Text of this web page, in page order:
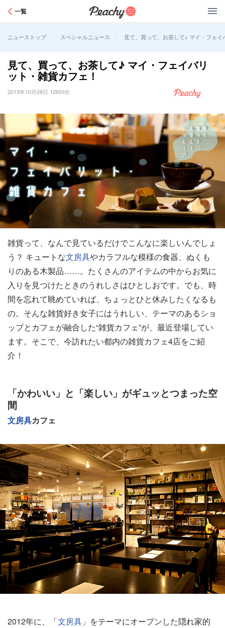
一覧
ニューストップ > スペシャルニュース > 見て、買って、お茶して♪ マイ・フェ
見て、買って、お茶して♪ マイ・フェイバリ
ット・雑貨カフェ！
2013年10月28日 12時0分
雑貨って、なんで見ているだけでこんなに楽しいんでしょ
う？ キュートな文房具やカラフルな模様の食器、ぬくも
りのある木製品……。たくさんのアイテムの中からお気に
入りを見つけたときのうれしさはひとしおです。でも、時
間を忘れて眺めていれば、ちょっとひと休みしたくなるも
の。そんな雑貨好き女子にはうれしい、テーマのあるショ
ップとカフェが融合した“雑貨カフェ”が、最近登場してい
ます。そこで、今訪れたい都内の雑貨カフェ4店をご紹
介！
「かわいい」と「楽しい」がギュッとつまった空
間
文房具カフェ
2012年に、「文房具 」をテーマにオープンした隠れ家的